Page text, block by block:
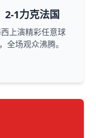
2-1力克法国
上演精彩任意球
全场观众沸腾。